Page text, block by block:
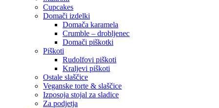
Cupcakes
Domači izdelki
Domača karamela
Crumble – drobljenec
Domači piškotki
Piškoti
Rudolfovi piškoti
Kraljevi piškoti
Ostale slaščice
Veganske torte & slaščice
Izposoja stojal za sladice
Za podjetja